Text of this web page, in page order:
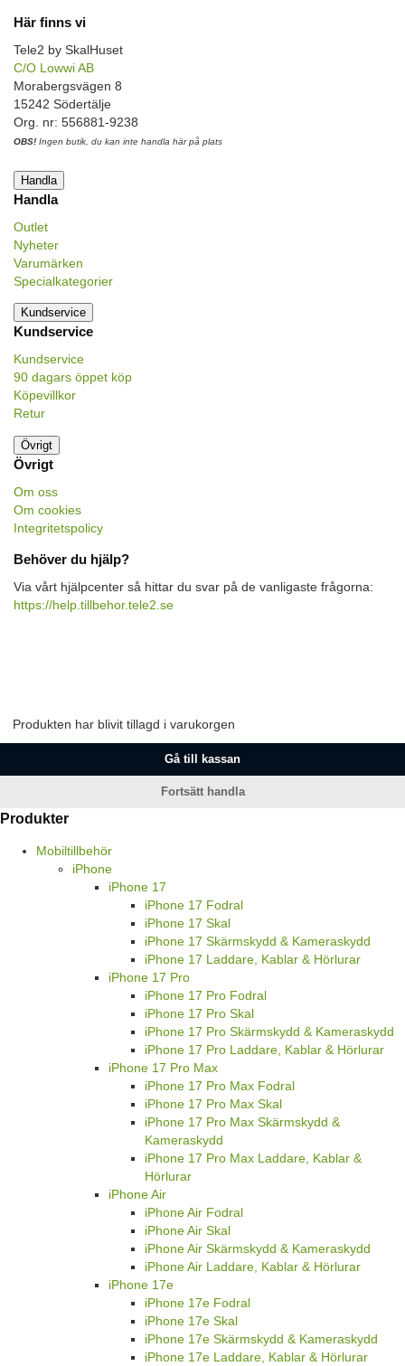
Här finns vi
Tele2 by SkalHuset
C/O Lowwi AB
Morabergsvägen 8
15242 Södertälje
Org. nr: 556881-9238
OBS! Ingen butik, du kan inte handla här på plats
Handla
Handla
Outlet
Nyheter
Varumärken
Specialkategorier
Kundservice
Kundservice
Kundservice
90 dagars öppet köp
Köpevillkor
Retur
Övrigt
Övrigt
Om oss
Om cookies
Integritetspolicy
Behöver du hjälp?
Via vårt hjälpcenter så hittar du svar på de vanligaste frågorna:
https://help.tillbehor.tele2.se
Produkten har blivit tillagd i varukorgen
Gå till kassan
Fortsätt handla
Produkter
Mobiltillbehör
iPhone
iPhone 17
iPhone 17 Fodral
iPhone 17 Skal
iPhone 17 Skärmskydd & Kameraskydd
iPhone 17 Laddare, Kablar & Hörlurar
iPhone 17 Pro
iPhone 17 Pro Fodral
iPhone 17 Pro Skal
iPhone 17 Pro Skärmskydd & Kameraskydd
iPhone 17 Pro Laddare, Kablar & Hörlurar
iPhone 17 Pro Max
iPhone 17 Pro Max Fodral
iPhone 17 Pro Max Skal
iPhone 17 Pro Max Skärmskydd &
Kameraskydd
iPhone 17 Pro Max Laddare, Kablar &
Hörlurar
iPhone Air
iPhone Air Fodral
iPhone Air Skal
iPhone Air Skärmskydd & Kameraskydd
iPhone Air Laddare, Kablar & Hörlurar
iPhone 17e
iPhone 17e Fodral
iPhone 17e Skal
iPhone 17e Skärmskydd & Kameraskydd
iPhone 17e Laddare, Kablar & Hörlurar